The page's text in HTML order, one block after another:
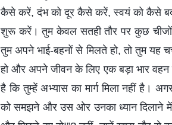
कैसे करें, दंभ को दूर कैसे करें, स्वयं को कैसे
शुरू करें। तुम केवल सतही तौर पर कुछ चीजों
तुम अपने भाई-बहनों से मिलते हो, तो तुम यह
हो और अपने जीवन के लिए एक बड़ा भार वहन
है कि तुम्हें अभ्यास का मार्ग मिला नहीं है।
को समझने और उस ओर उनका ध्यान दिलाने में